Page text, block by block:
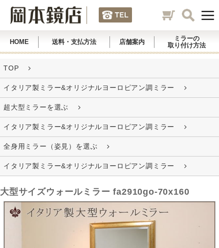
HOME 送料・支払方法 店舗案内
ミラーの
取り付け方法
TOP
イタリア製ミラー&オリジナルヨーロピアン調ミラー
超大型ミラーを選ぶ
イタリア製ミラー&オリジナルヨーロピアン調ミラー
全身用ミラー（姿見）を選ぶ
イタリア製ミラー&オリジナルヨーロピアン調ミラー
大型サイズウォールミラー fa2910go-70x160